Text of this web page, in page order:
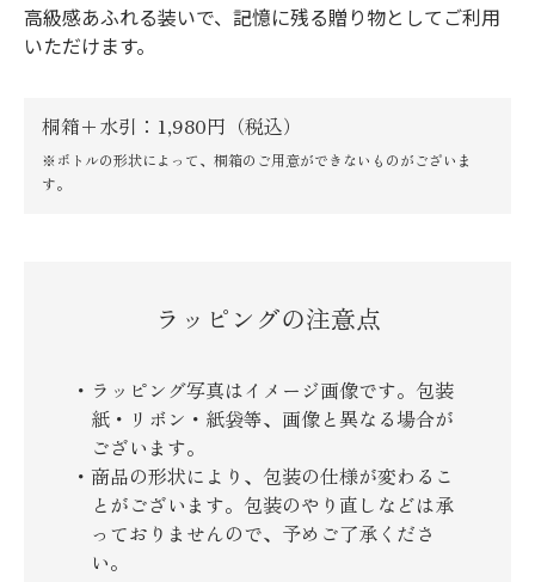
高級感あふれる装いで、記憶に残る贈り物としてご利用
いただけます。
桐箱＋水引：1,980円（税込）
※ボトルの形状によって、桐箱のご用意ができないものがございま
す。
ラッピングの注意点
ラッピング写真はイメージ画像です。包装
紙・リボン・紙袋等、画像と異なる場合が
ございます。
商品の形状により、包装の仕様が変わるこ
とがございます。包装のやり直しなどは承
っておりませんので、予めご了承くださ
い。